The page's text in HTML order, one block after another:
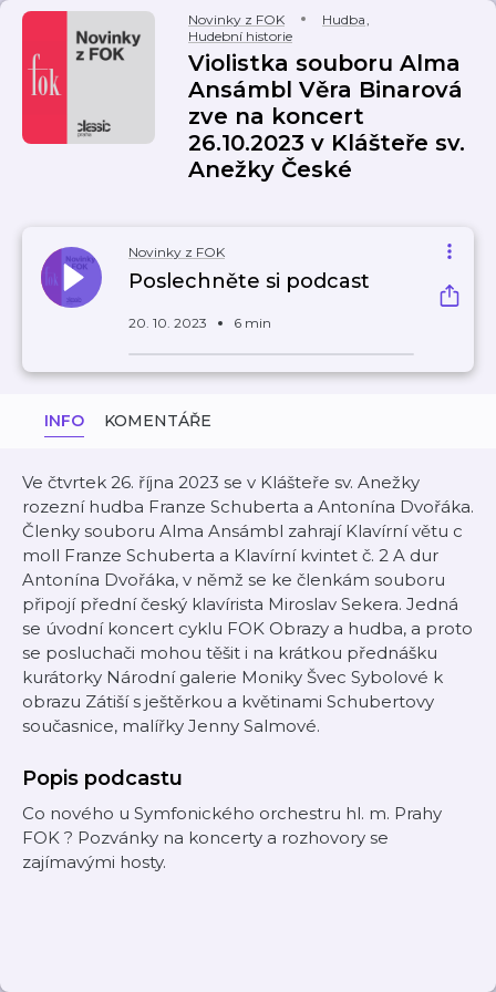
Novinky z FOK Hudba,
Hudební historie
Violistka souboru Alma
Ansámbl Věra Binarová
zve na koncert
26.10.2023 v Klášteře sv.
Anežky České
Novinky z FOK
Poslechněte si podcast
20. 10. 2023 6 min
INFO KOMENTÁŘE
Ve čtvrtek 26. října 2023 se v Klášteře sv. Anežky
rozezní hudba Franze Schuberta a Antonína Dvořáka.
Členky souboru Alma Ansámbl zahrají Klavírní větu c
moll Franze Schuberta a Klavírní kvintet č. 2 A dur
Antonína Dvořáka, v němž se ke členkám souboru
připojí přední český klavírista Miroslav Sekera. Jedná
se úvodní koncert cyklu FOK Obrazy a hudba, a proto
se posluchači mohou těšit i na krátkou přednášku
kurátorky Národní galerie Moniky Švec Sybolové k
obrazu Zátiší s ještěrkou a květinami Schubertovy
současnice, malířky Jenny Salmové.
Popis podcastu
Co nového u Symfonického orchestru hl. m. Prahy
FOK ? Pozvánky na koncerty a rozhovory se
zajímavými hosty.